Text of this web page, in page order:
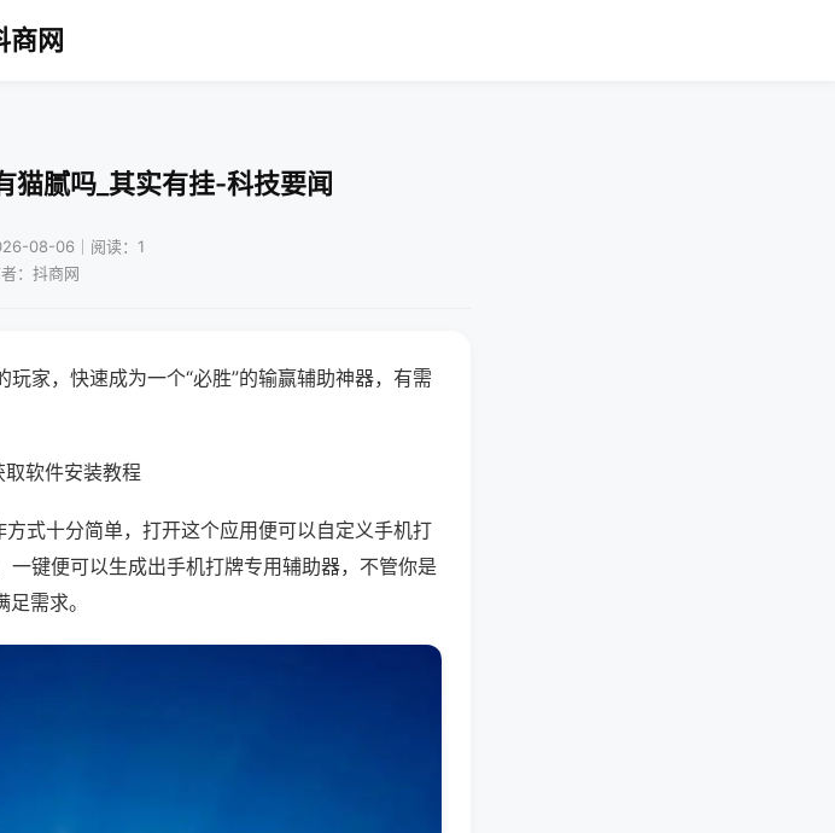
商网
猫腻吗_其实有挂-科技要闻
08-06｜阅读：1
：抖商网
家，快速成为一个“必胜”的输赢辅助神器，有需
软件安装教程
式十分简单，打开这个应用便可以自定义手机打
键便可以生成出手机打牌专用辅助器，不管你是
需求。